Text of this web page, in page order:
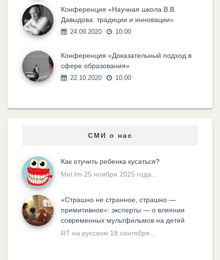
Конференция «Научная школа В.В.
Давыдова: традиции и инновации»
24.09.2020 10:00
Конференция «Доказательный подход в
сфере образования»
22.10.2020 10:00
СМИ о нас
Как отучить ребенка кусаться?
Mel.fm 25 ноября 2025 года...
«Cтрашно не странное, страшно —
примитивное»: эксперты — о влиянии
современных мультфильмов на детей
RT на русском 18 сентября...